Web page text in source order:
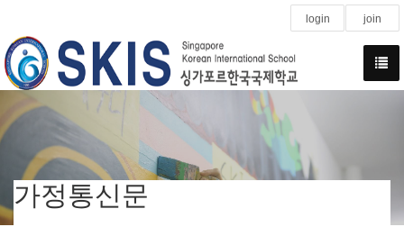
login join
가정통신문